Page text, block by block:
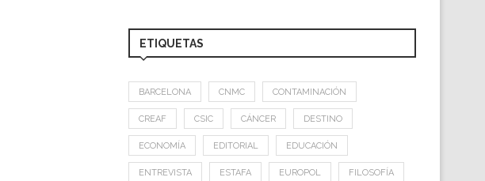
ETIQUETAS
BARCELONA CNMC CONTAMINACIÓN
CREAF CSIC CÁNCER DESTINO
ECONOMÍA EDITORIAL EDUCACIÓN
ENTREVISTA ESTAFA EUROPOL FILOSOFÍA